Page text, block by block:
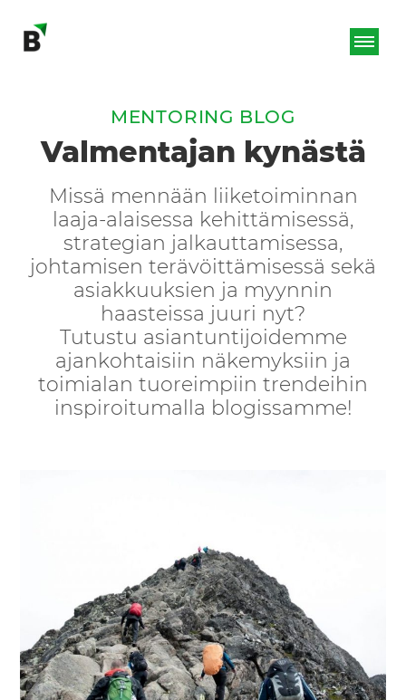
MENTORING BLOG
Valmentajan kynästä
Missä mennään liiketoiminnan
laaja-alaisessa kehittämisessä,
strategian jalkauttamisessa,
johtamisen terävöittämisessä sekä
asiakkuuksien ja myynnin
haasteissa juuri nyt?
Tutustu asiantuntijoidemme
ajankohtaisiin näkemyksiin ja
toimialan tuoreimpiin trendeihin
inspiroitumalla blogissamme!